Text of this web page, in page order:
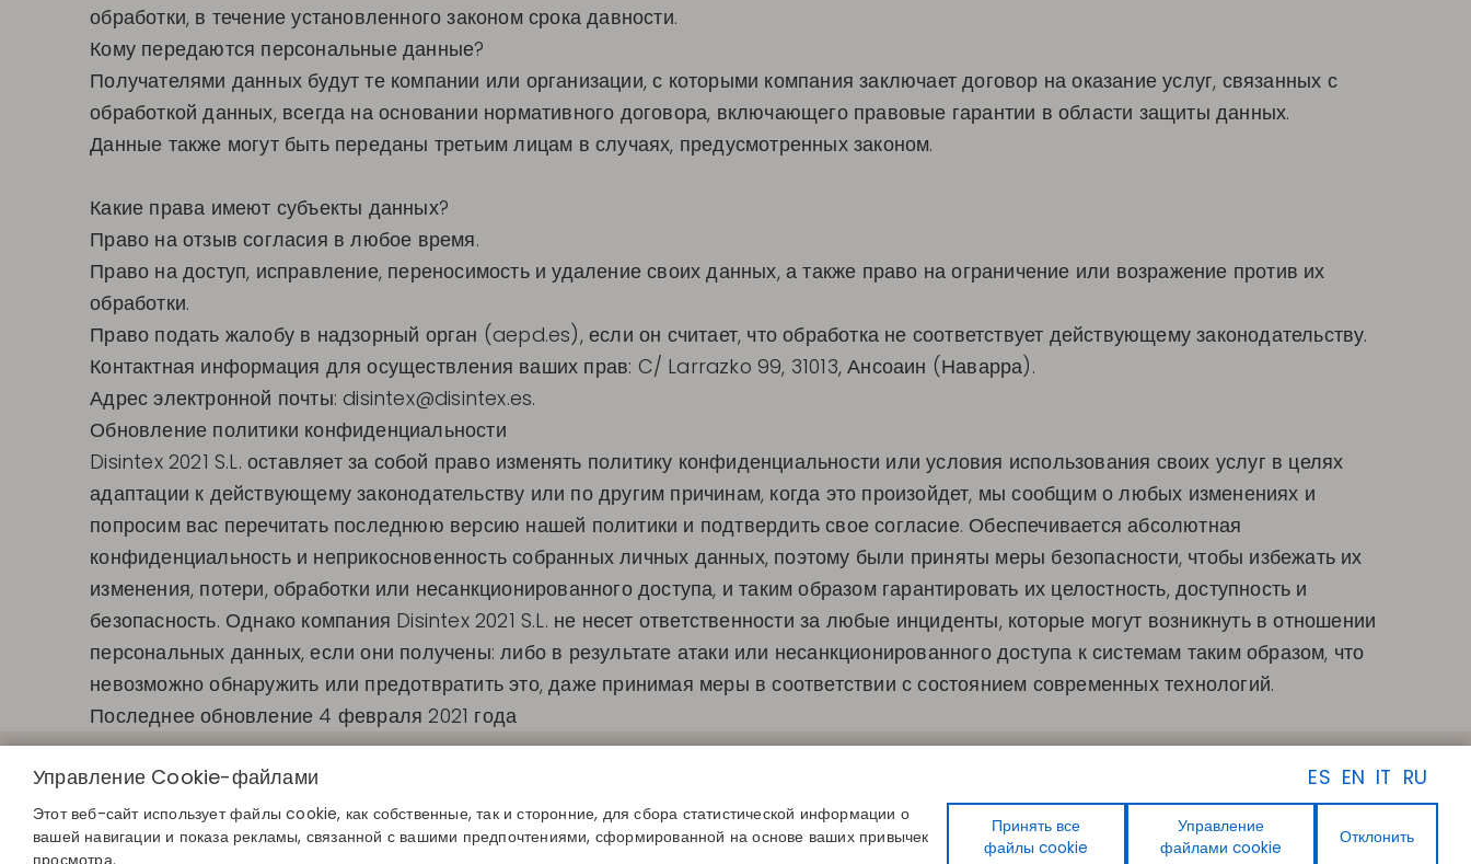
обработки, в течение установленного законом срока давности.
Кому передаются персональные данные?
Получателями данных будут те компании или организации, с которыми компания заключает договор на оказание услуг, связанных с
обработкой данных, всегда на основании нормативного договора, включающего правовые гарантии в области защиты данных.
Данные также могут быть переданы третьим лицам в случаях, предусмотренных законом.
Какие права имеют субъекты данных?
Право на отзыв согласия в любое время.
Право на доступ, исправление, переносимость и удаление своих данных, а также право на ограничение или возражение против их
обработки.
Право подать жалобу в надзорный орган (aepd.es), если он считает, что обработка не соответствует действующему законодательству.
Контактная информация для осуществления ваших прав: C/ Larrazko 99, 31013, Ансоаин (Наварра).
Адрес электронной почты: disintex@disintex.es.
Обновление политики конфиденциальности
Disintex 2021 S.L. оставляет за собой право изменять политику конфиденциальности или условия использования своих услуг в целях
адаптации к действующему законодательству или по другим причинам, когда это произойдет, мы сообщим о любых изменениях и
попросим вас перечитать последнюю версию нашей политики и подтвердить свое согласие. Обеспечивается абсолютная
конфиденциальность и неприкосновенность собранных личных данных, поэтому были приняты меры безопасности, чтобы избежать их
изменения, потери, обработки или несанкционированного доступа, и таким образом гарантировать их целостность, доступность и
безопасность. Однако компания Disintex 2021 S.L. не несет ответственности за любые инциденты, которые могут возникнуть в отношении
персональных данных, если они получены: либо в результате атаки или несанкционированного доступа к системам таким образом, что
невозможно обнаружить или предотвратить это, даже принимая меры в соответствии с состоянием современных технологий.
Последнее обновление 4 февраля 2021 года
ES EN IT RU
Управление Cookie-файлами
Этот веб-сайт использует файлы cookie, как собственные, так и сторонние, для сбора статистической информации о
вашей навигации и показа рекламы, связанной с вашими предпочтениями, сформированной на основе ваших привычек
просмотра.
Принять все
файлы cookie
Управление
файлами cookie
Отклонить
Найдите свой магазин
Присоединяйтесь к каталогу
+34 948 14 58 90
disintex@disintex.es
Публикации
Блог
Контакты
Facebook
Instagram
Linkedin